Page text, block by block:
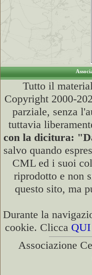
Tutto il
Copyright 2000-
parziale, senza
tuttavia
con la dicitura:
salvo quando
CML ed i suoi
riprodotto e non
questo sito, ma
Durante la
cookie. Clicca QUI
Associazione